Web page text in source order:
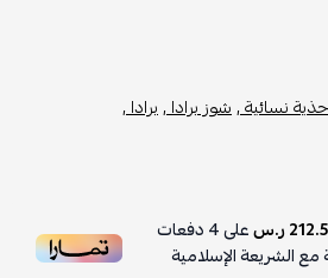
نسائية ,شوز برادا ,برادا ,
ر.س على4دفعات
مع الشريعة الإسلامية